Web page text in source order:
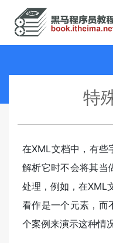
特
在XML文档中，有些
解析它时不会将其当
处理，例如，在XML
看作是一个元素，而
个案例来演示这种情